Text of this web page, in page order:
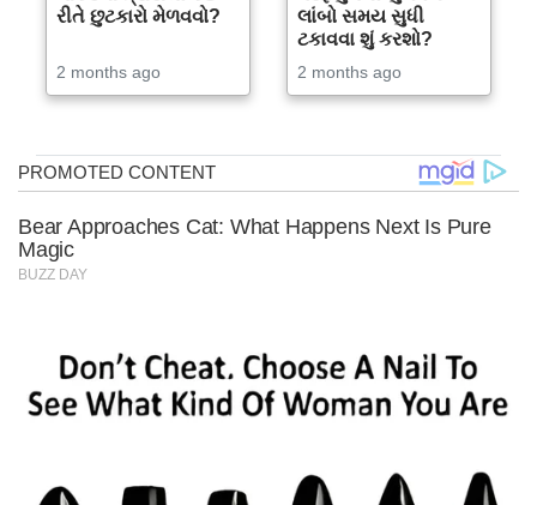
રીતે છુટકારો મેળવવો?
2 months ago
લાંબો સમય સુધી
ટકાવવા શું કરશો?
2 months ago